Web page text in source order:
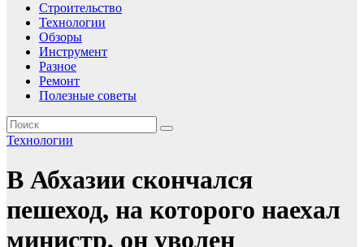
Строительство
Технологии
Обзоры
Инструмент
Разное
Ремонт
Полезные советы
Технологии
В Абхазии скончался
пешеход, на которого наехал
министр, он уволен